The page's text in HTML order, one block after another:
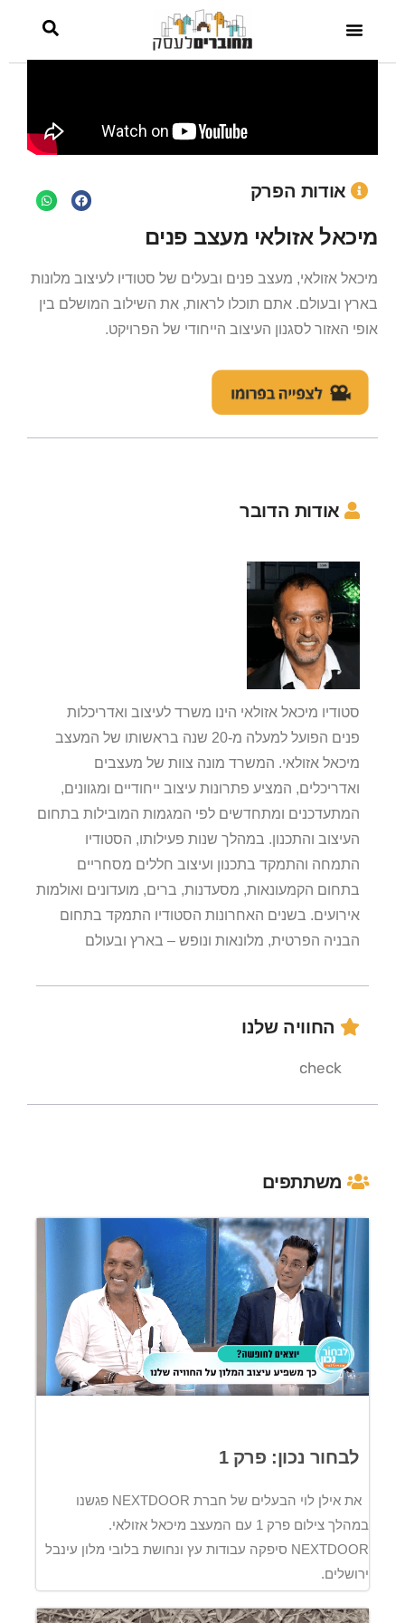
אודות הפרק
מיכאל אזולאי מעצב פנים
מיכאל אזולאי, מעצב פנים ובעלים של סטודיו לעיצוב מלונות
בארץ ובעולם. אתם תוכלו לראות, את השילוב המושלם בין
אופי האזור לסגנון העיצוב הייחודי של הפרויקט.
אודות הדובר
סטודיו מיכאל אזולאי הינו משרד לעיצוב ואדריכלות
פנים הפועל למעלה מ-20 שנה בראשותו של המעצב
מיכאל אזולאי. המשרד מונה צוות של מעצבים
ואדריכלים, המציע פתרונות עיצוב ייחודיים ומגוונים,
המתעדכנים ומתחדשים לפי המגמות המובילות בתחום
העיצוב והתכנון. במהלך שנות פעילותו, הסטודיו
התמחה והתמקד בתכנון ועיצוב חללים מסחריים
בתחום הקמעונאות, מסעדנות, ברים, מועדונים ואולמות
אירועים. בשנים האחרונות הסטודיו התמקד בתחום
הבניה הפרטית, מלונאות ונופש – בארץ ובעולם
החוויה שלנו
check
משתתפים
לבחור נכון: פרק 1
את אילן לוי הבעלים של חברת NEXTDOOR פגשנו
במהלך צילום פרק 1 עם המעצב מיכאל אזולאי.
NEXTDOOR סיפקה עבודות עץ ונחושת בלובי מלון עינבל
ירושלים.